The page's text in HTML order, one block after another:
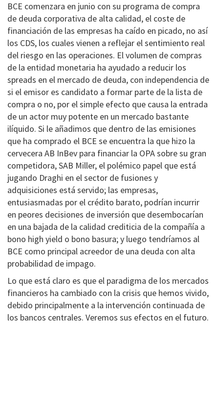
BCE comenzara en junio con su programa de compra
de deuda corporativa de alta calidad, el coste de
financiación de las empresas ha caído en picado, no así
los CDS, los cuales vienen a reflejar el sentimiento real
del riesgo en las operaciones. El volumen de compras
de la entidad monetaria ha ayudado a reducir los
spreads en el mercado de deuda, con independencia de
si el emisor es candidato a formar parte de la lista de
compra o no, por el simple efecto que causa la entrada
de un actor muy potente en un mercado bastante
ilíquido. Si le añadimos que dentro de las emisiones
que ha comprado el BCE se encuentra la que hizo la
cervecera AB InBev para financiar la OPA sobre su gran
competidora, SAB Miller, el polémico papel que está
jugando Draghi en el sector de fusiones y
adquisiciones está servido; las empresas,
entusiasmadas por el crédito barato, podrían incurrir
en peores decisiones de inversión que desembocarían
en una bajada de la calidad crediticia de la compañía a
bono high yield o bono basura; y luego tendríamos al
BCE como principal acreedor de una deuda con alta
probabilidad de impago.
Lo que está claro es que el paradigma de los mercados
financieros ha cambiado con la crisis que hemos vivido,
debido principalmente a la intervención continuada de
los bancos centrales. Veremos sus efectos en el futuro.